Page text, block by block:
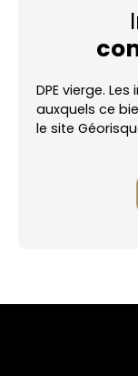
DPE vierge.
auxquels ce
le site